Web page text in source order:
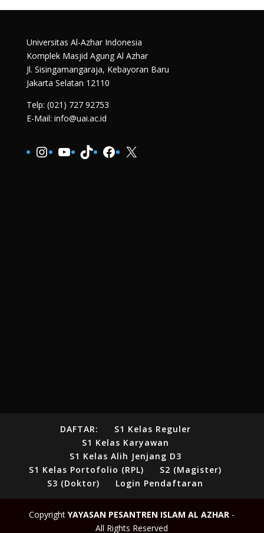
Universitas Al-Azhar Indonesia
Komplek Masjid Agung Al Azhar
Jl. Sisingamangaraja, Kebayoran Baru
Jakarta Selatan 12110
Telp: (021) 727 92753
E-Mail: info@uai.ac.id
Instagram
YouTube
TikTokFacebook
X
DAFTAR:
S1 Kelas Reguler
S1 Kelas Karyawan
S1 Kelas Alih Jenjang D3
S1 Kelas Portofolio (RPL)
S2 (Magister)
S3 (Doktor)
Login Pendaftaran
CopyrightYAYASAN PESANTREN ISLAM AL AZHAR -
All Rights Reserved